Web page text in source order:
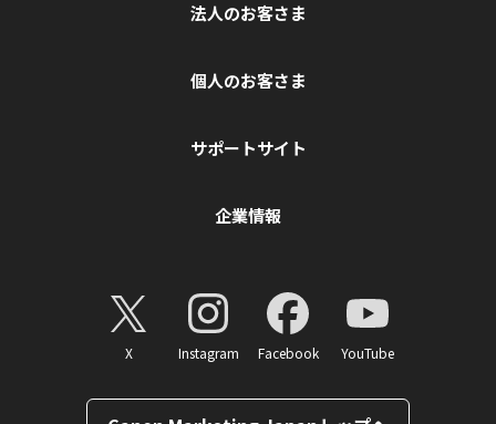
法人のお客さま
個人のお客さま
サポートサイト
企業情報
X Instagram Facebook YouTube